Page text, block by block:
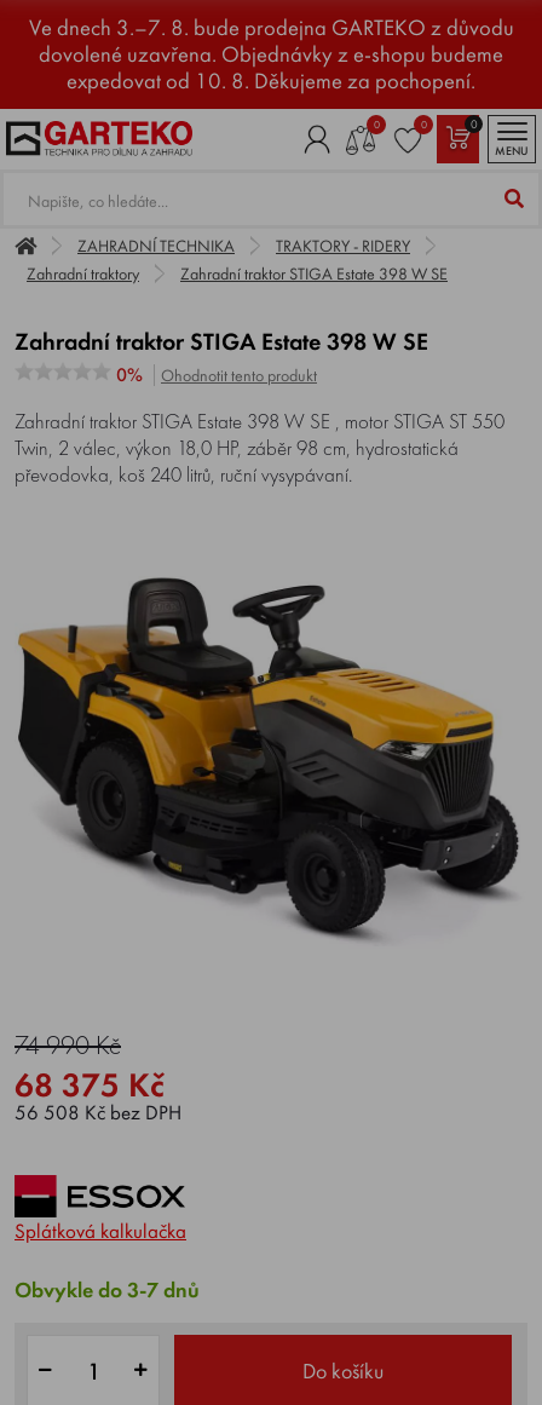
Ve dnech 3.–7. 8. bude prodejna GARTEKO z důvodu
dovolené uzavřena. Objednávky z e-shopu budeme
expedovat od 10. 8. Děkujeme za pochopení.
0 0
0
MENU
ZAHRADNÍ TECHNIKA
TRAKTORY - RIDERY
Zahradní traktory
Zahradní traktor STIGA Estate 398 W SE
Zahradní traktor STIGA Estate 398 W SE
0% Ohodnotit tento produkt
Zahradní traktor STIGA Estate 398 W SE , motor STIGA ST 550
Twin, 2 válec, výkon 18,0 HP, záběr 98 cm, hydrostatická
převodovka, koš 240 litrů, ruční vysypávaní.
74 990 Kč
68 375 Kč
56 508 Kč bez DPH
Splátková kalkulačka
Obvykle do 3-7 dnů
Do košíku